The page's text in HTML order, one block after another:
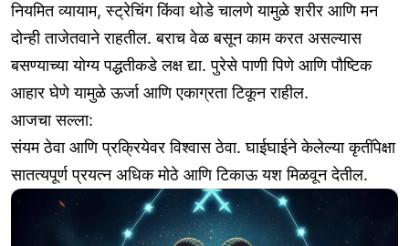
नियमित व्यायाम, स्ट्रेचिंग किंवा थोडे चालणे यामुळे शरीर आणि मन
दोन्ही ताजेतवाने राहतील. बराच वेळ बसून काम करत असल्यास
बसण्याच्या योग्य पद्धतीकडे लक्ष द्या. पुरेसे पाणी पिणे आणि पौष्टिक
आहार घेणे यामुळे ऊर्जा आणि एकाग्रता टिकून राहील.
आजचा सल्ला:
संयम ठेवा आणि प्रक्रियेवर विश्वास ठेवा. घाईघाईने केलेल्या कृतींपेक्षा
सातत्यपूर्ण प्रयत्न अधिक मोठे आणि टिकाऊ यश मिळवून देतील.